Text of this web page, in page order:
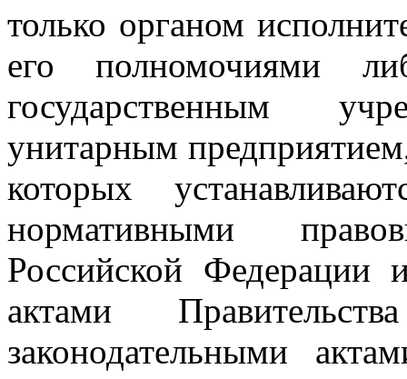
только органом
его полномочиями
государственным
унитарным
которых
нормативными
Российской Федерации
актами
законодательными